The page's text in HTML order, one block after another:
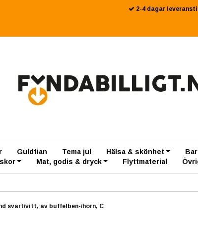
2-4 dagar
Guldtian Tema jul Hälsa & skönhet
Mat, godis & dryck Flyttmaterial
svart/vitt, av buffelben-/horn, C